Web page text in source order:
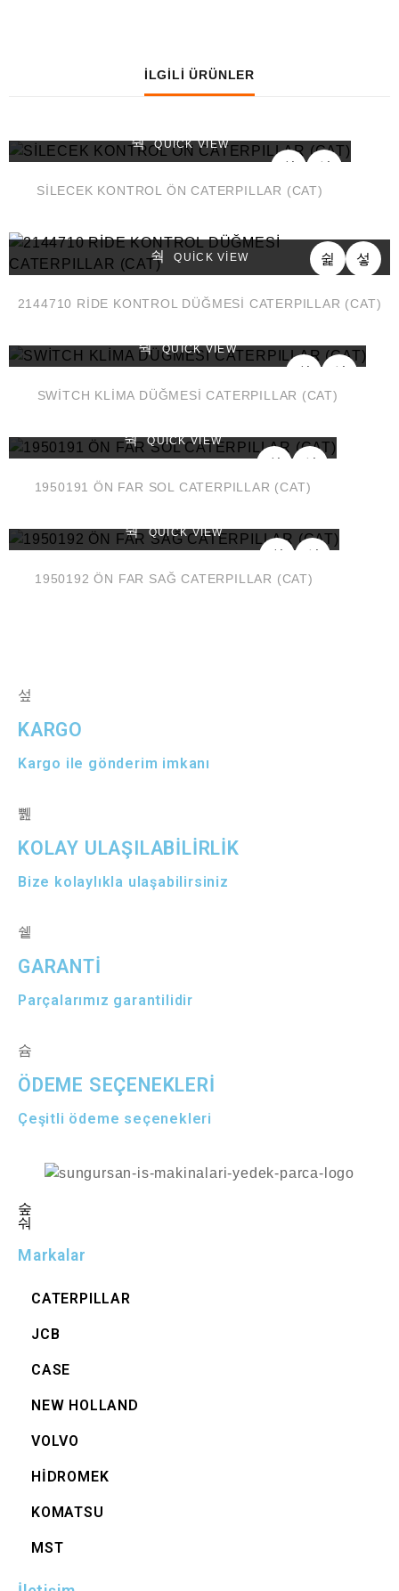
İLGILI ÜRÜNLER
QUICK VIEW
SİLECEK KONTROL ÖN CATERPILLAR (CAT)
QUICK VIEW
2144710 RİDE KONTROL DÜĞMESİ CATERPILLAR (CAT)
QUICK VIEW
SWİTCH KLİMA DÜĞMESİ CATERPILLAR (CAT)
QUICK VIEW
1950191 ÖN FAR SOL CATERPILLAR (CAT)
QUICK VIEW
1950192 ÖN FAR SAĞ CATERPILLAR (CAT)
KARGO
Kargo ile gönderim imkanı
KOLAY ULAŞILABİLİRLİK
Bize kolaylıkla ulaşabilirsiniz
GARANTİ
Parçalarımız garantilidir
ÖDEME SEÇENEKLERİ
Çeşitli ödeme seçenekleri
Markalar
CATERPILLAR
JCB
CASE
NEW HOLLAND
VOLVO
HİDROMEK
KOMATSU
MST